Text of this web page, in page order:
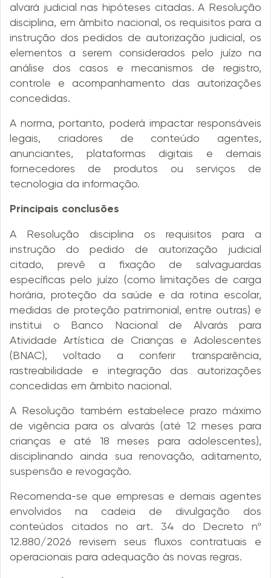
alvará judicial nas hipóteses citadas. A Resolução
disciplina, em âmbito nacional, os requisitos para a
instrução dos pedidos de autorização judicial, os
elementos a serem considerados pelo juízo na
análise dos casos e mecanismos de registro,
controle e acompanhamento das autorizações
concedidas.
A norma, portanto, poderá impactar responsáveis
legais, criadores de conteúdo agentes,
anunciantes, plataformas digitais e demais
fornecedores de produtos ou serviços de
tecnologia da informação.
Principais conclusões
A Resolução disciplina os requisitos para a
instrução do pedido de autorização judicial
citado, prevê a fixação de salvaguardas
específicas pelo juízo (como limitações de carga
horária, proteção da saúde e da rotina escolar,
medidas de proteção patrimonial, entre outras) e
institui o Banco Nacional de Alvarás para
Atividade Artística de Crianças e Adolescentes
(BNAC), voltado a conferir transparência,
rastreabilidade e integração das autorizações
concedidas em âmbito nacional.
A Resolução também estabelece prazo máximo
de vigência para os alvarás (até 12 meses para
crianças e até 18 meses para adolescentes),
disciplinando ainda sua renovação, aditamento,
suspensão e revogação.
Recomenda-se que empresas e demais agentes
envolvidos na cadeia de divulgação dos
conteúdos citados no art. 34 do Decreto nº
12.880/2026 revisem seus fluxos contratuais e
operacionais para adequação às novas regras.